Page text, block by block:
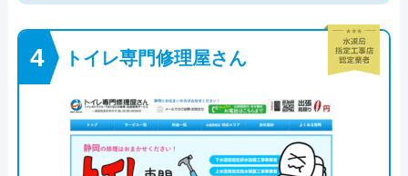
トイレ専門修理屋さん